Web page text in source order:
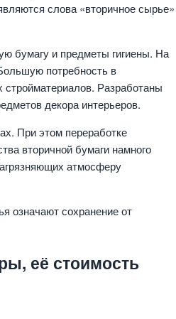
слова «вторичное сырье»
бумагу и предметы гигиены. На
потребность в
Разработаны
декора интерьеров.
При этом переработке
вторичной бумаги намного
атмосферу
означают сохранение от
её стоимость